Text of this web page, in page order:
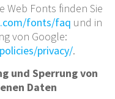
Web Fonts finden Sie
fonts/faq und in
von Google:
privacy/.
und Sperrung von
Daten